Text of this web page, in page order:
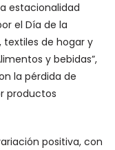
estacionalidad
el Día de la
textiles de hogar y
y bebidas”,
la pérdida de
productos
positiva, con